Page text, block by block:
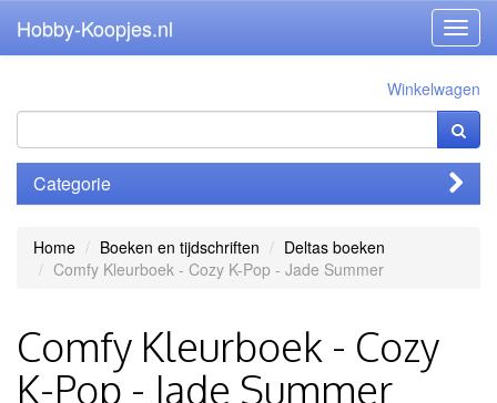
Hobby-Koopjes.nl
Winkelwagen
Categorie
Home Boeken en tijdschriften
Deltas boeken
Comfy Kleurboek - Cozy K-Pop - Jade Summer
Comfy Kleurboek - Cozy
K-Pop - Jade Summer